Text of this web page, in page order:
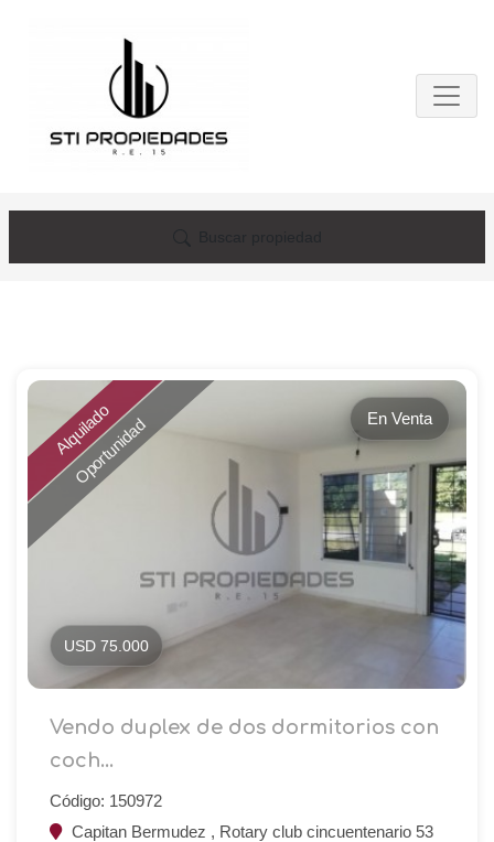
Alquilado
Oportunidad En Venta
USD 75.000
Vendo duplex de dos dormitorios con
coch...
Código: 150972
Capitan Bermudez , Rotary club cincuentenario 53